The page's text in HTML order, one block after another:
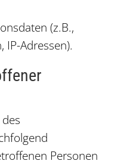
(z.B.,
Adressen).
Personen